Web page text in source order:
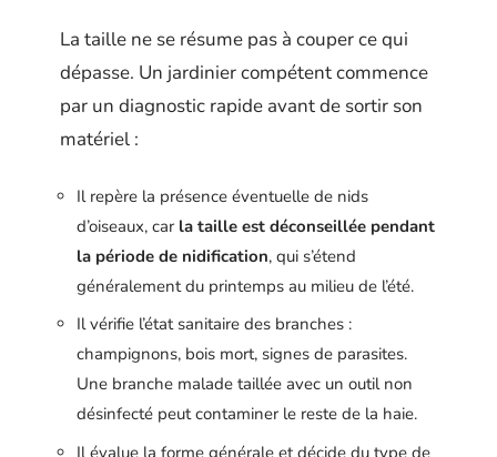
La taille ne se résume pas à couper ce qui
dépasse. Un jardinier compétent commence
par un diagnostic rapide avant de sortir son
matériel :
Il repère la présence éventuelle de nids
d’oiseaux, car la taille est déconseillée pendant
la période de nidification, qui s’étend
généralement du printemps au milieu de l’été.
Il vérifie l’état sanitaire des branches :
champignons, bois mort, signes de parasites.
Une branche malade taillée avec un outil non
désinfecté peut contaminer le reste de la haie.
Il évalue la forme générale et décide du type de